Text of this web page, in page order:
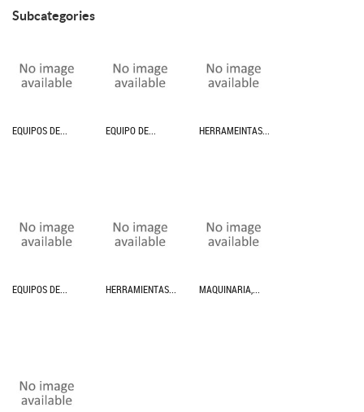
Subcategories
EQUIPOS DE... EQUIPO DE... HERRAMEINTAS...
EQUIPOS DE... HERRAMIENTAS... MAQUINARIA,...